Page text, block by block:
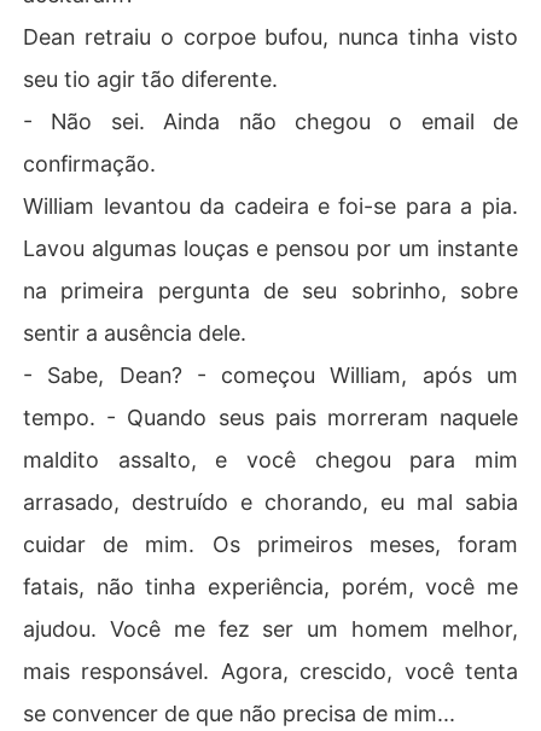
Dean retraiu o corpoe bufou, nunca tinha visto
seu tio agir tão diferente.
- Não sei. Ainda não chegou o email de
confirmação.
William levantou da cadeira e foi-se para a pia.
Lavou algumas louças e pensou por um instante
na primeira pergunta de seu sobrinho, sobre
sentir a ausência dele.
- Sabe, Dean? - começou William, após um
tempo. - Quando seus pais morreram naquele
maldito assalto, e você chegou para mim
arrasado, destruído e chorando, eu mal sabia
cuidar de mim. Os primeiros meses, foram
fatais, não tinha experiência, porém, você me
ajudou. Você me fez ser um homem melhor,
mais responsável. Agora, crescido, você tenta
se convencer de que não precisa de mim...